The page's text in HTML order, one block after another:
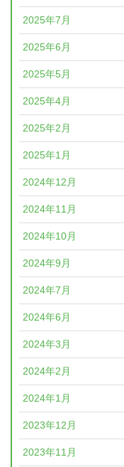
2025年7月
2025年6月
2025年5月
2025年4月
2025年2月
2025年1月
2024年12月
2024年11月
2024年10月
2024年9月
2024年7月
2024年6月
2024年3月
2024年2月
2024年1月
2023年12月
2023年11月